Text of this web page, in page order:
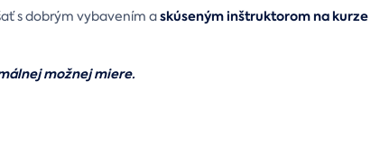
s dobrým vybavením askúseným inštruktorom na kurze
možnej miere.